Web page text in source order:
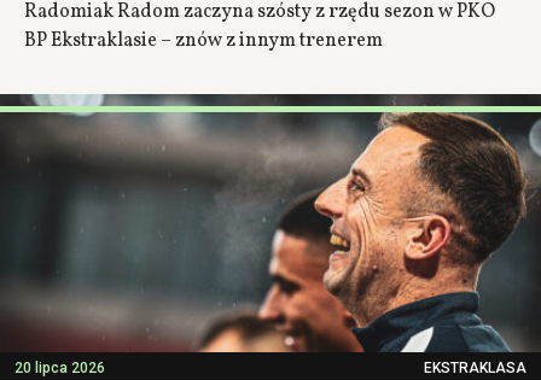
Radomiak Radom zaczyna szósty z rzędu sezon w PKO
BP Ekstraklasie – znów z innym trenerem
20 lipca 2026 EKSTRAKLASA